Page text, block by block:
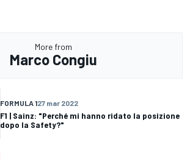
More from
Marco Congiu
FORMULA 127 mar 2022
F1 | Sainz: "Perché mi hanno ridato la posizione
dopo la Safety?"